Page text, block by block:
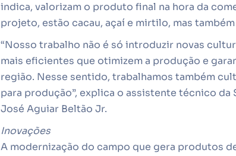
indica, valorizam o produto final na hora da
projeto, estão cacau, açaí e mirtilo, mas
“Nosso trabalho não é só introduzir novas
mais eficientes que otimizem a produção e
região. Nesse sentido, trabalhamos também
para produção”, explica o assistente técnico
José Aguiar Beltão Jr.
Inovações
A modernização do campo que gera produtos